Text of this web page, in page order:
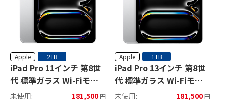
Apple 2TB
iPad Pro 11インチ 第8世
代 標準ガラス Wi-Fiモデ
ル
未使用: 181,500円
Apple 1TB
iPad Pro 13インチ 第8世
代 標準ガラス Wi-Fiモデ
ル
未使用: 181,500円